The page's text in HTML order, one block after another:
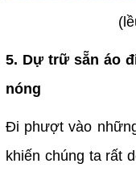
5. Dự trữ sẵn áo
nóng
Đi phượt vào
khiến chúng ta rất